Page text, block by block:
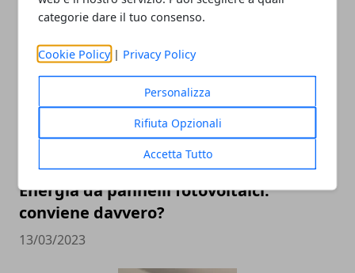
categorie dare il tuo consenso.
Cookie Policy | Privacy Policy
Personalizza
Rifiuta Opzionali
Accetta Tutto
ARTICOLI CORRELATI
Energia da pannelli fotovoltaici:
conviene davvero?
13/03/2023